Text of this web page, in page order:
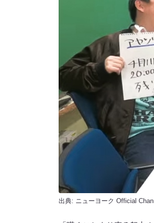
出典: ニューヨーク Official